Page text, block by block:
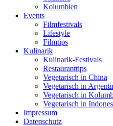
Kolumbien
Events
Filmfestivals
Lifestyle
Filmtips
Kulinarik
Kulinarik-Festivals
Restauranttips
Vegetarisch in China
Vegetarisch in
Vegetarisch in
Vegetarisch in
Impressum
Datenschutz